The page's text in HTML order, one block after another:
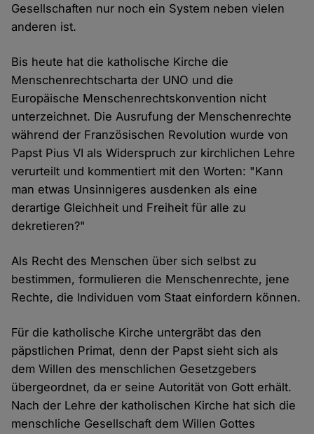
Gesellschaften nur noch ein System neben vielen
anderen ist.
Bis heute hat die katholische Kirche die
Menschenrechtscharta der UNO und die
Europäische Menschenrechtskonvention nicht
unterzeichnet. Die Ausrufung der Menschenrechte
während der Französischen Revolution wurde von
Papst Pius VI als Widerspruch zur kirchlichen Lehre
verurteilt und kommentiert mit den Worten: "Kann
man etwas Unsinnigeres ausdenken als eine
derartige Gleichheit und Freiheit für alle zu
dekretieren?"
Als Recht des Menschen über sich selbst zu
bestimmen, formulieren die Menschenrechte, jene
Rechte, die Individuen vom Staat einfordern können.
Für die katholische Kirche untergräbt das den
päpstlichen Primat, denn der Papst sieht sich als
dem Willen des menschlichen Gesetzgebers
übergeordnet, da er seine Autorität von Gott erhält.
Nach der Lehre der katholischen Kirche hat sich die
menschliche Gesellschaft dem Willen Gottes